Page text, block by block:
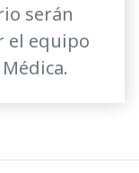
serán
el equipo